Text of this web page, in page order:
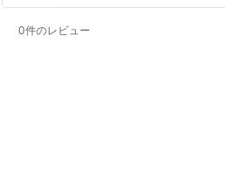
0件のレビュー